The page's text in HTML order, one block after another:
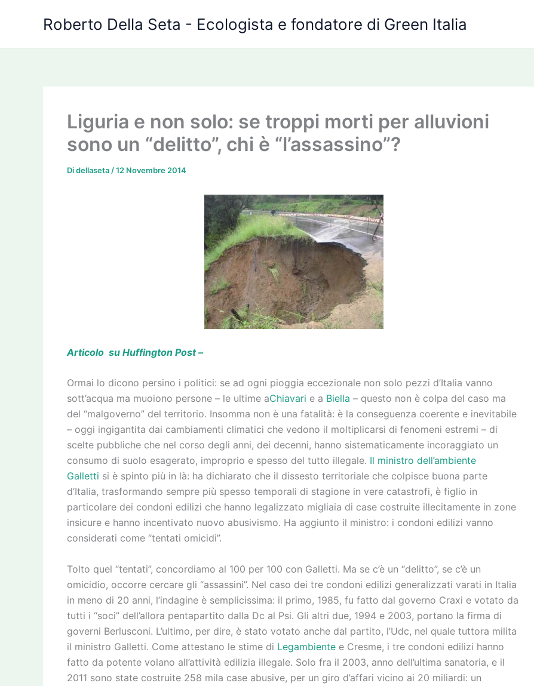
Roberto Della Seta - Ecologista e fondatore di Green Italia
Liguria e non solo: se troppi morti per alluvioni
sono un “delitto”, chi è “l’assassino”?
Didellaseta /12 Novembre 2014
Articolo su Huffington Post –
Ormai lo dicono persino i politici: se ad ogni pioggia eccezionale non solo pezzi d’Italia vanno
sott’acqua ma muoiono persone – le ultime aChiavari e a Biella – questo non è colpa del caso ma
del “malgoverno” del territorio. Insomma non è una fatalità: è la conseguenza coerente e inevitabile
– oggi ingigantita dai cambiamenti climatici che vedono il moltiplicarsi di fenomeni estremi – di
scelte pubbliche che nel corso degli anni, dei decenni, hanno sistematicamente incoraggiato un
consumo di suolo esagerato, improprio e spesso del tutto illegale. Il ministro dell’ambiente
Galletti si è spinto più in là: ha dichiarato che il dissesto territoriale che colpisce buona parte
d’Italia, trasformando sempre più spesso temporali di stagione in vere catastrofi, è figlio in
particolare dei condoni edilizi che hanno legalizzato migliaia di case costruite illecitamente in zone
insicure e hanno incentivato nuovo abusivismo. Ha aggiunto il ministro: i condoni edilizi vanno
considerati come “tentati omicidi”.
Tolto quel “tentati”, concordiamo al 100 per 100 con Galletti. Ma se c’è un “delitto”, se c’è un
omicidio, occorre cercare gli “assassini”. Nel caso dei tre condoni edilizi generalizzati varati in Italia
in meno di 20 anni, l’indagine è semplicissima: il primo, 1985, fu fatto dal governo Craxi e votato da
tutti i “soci” dell’allora pentapartito dalla Dc al Psi. Gli altri due, 1994 e 2003, portano la firma di
governi Berlusconi. L’ultimo, per dire, è stato votato anche dal partito, l’Udc, nel quale tuttora milita
il ministro Galletti. Come attestano le stime di Legambiente e Cresme, i tre condoni edilizi hanno
fatto da potente volano all’attività edilizia illegale. Solo fra il 2003, anno dell’ultima sanatoria, e il
2011 sono state costruite 258 mila case abusive, per un giro d’affari vicino ai 20 miliardi: un